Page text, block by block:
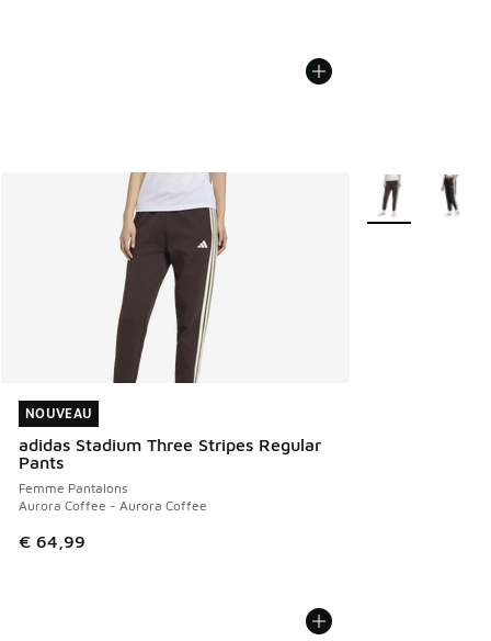
NOUVEAU
adidas Stadium Three Stripes Regular
Pants
Femme Pantalons
Aurora Coffee - Aurora Coffee
€ 64,99
NOUVEAU
Plus de couleurs